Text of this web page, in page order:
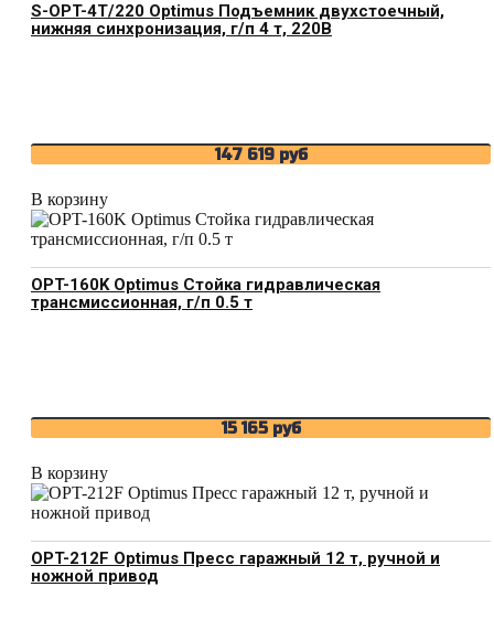
S-OPT-4T/220 Optimus Подъемник двухстоечный,
нижняя синхронизация, г/п 4 т, 220В
147 619 руб
В корзину
OPT-160K Optimus Стойка гидравлическая
трансмиссионная, г/п 0.5 т
15 165 руб
В корзину
OPT-212F Optimus Пресс гаражный 12 т, ручной и
ножной привод